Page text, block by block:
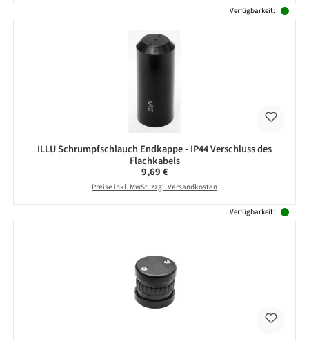
Verfügbarkeit:
ILLU Schrumpfschlauch Endkappe - IP44 Verschluss des
Flachkabels
Regulärer Preis:
9,69 €
Preise inkl. MwSt. zzgl. Versandkosten
Verfügbarkeit: